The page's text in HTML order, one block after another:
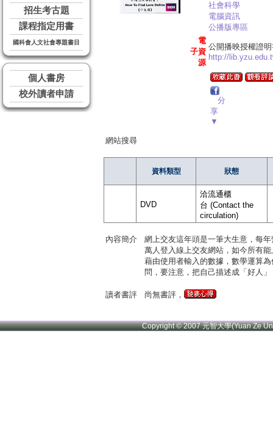
招生考古題
課程指定用書
國科會人文社會專題書目
個人書房
校外讀者申請
社會科學
電腦資訊
公播版專區
電
子資
源
公開播映授權證
http://
分
享
▼
網站搜尋
資料類型 狀態
DVD
洽流通櫃
台 (Contact the
circulation)
內容簡介
網上交友這年頭是一筆大生意，每
萬人登入線上交友網站，如今所有
藉由使用者輸入的數據，數學運算
問，要注意，把自己描述成「好人
讀者書評 尚無書評，
Copyright © 2007 元智大學(Yuan Ze